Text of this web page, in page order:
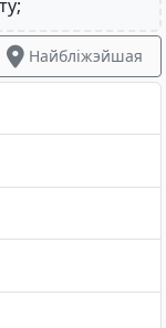
Найбліжэйшая